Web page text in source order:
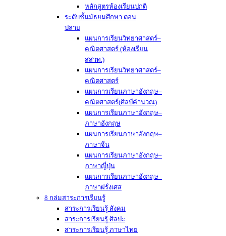
หลักสูตรห้องเรียนปกติ
ระดับชั้นมัธยมศึกษา ตอน
ปลาย
แผนการเรียนวิทยาศาสตร์–
คณิตศาสตร์ (ห้องเรียน
สสวท.)
แผนการเรียนวิทยาศาสตร์–
คณิตศาสตร์
แผนการเรียนภาษาอังกฤษ–
คณิตศาสตร์(ศิลป์คำนวณ)
แผนการเรียนภาษาอังกฤษ–
ภาษาอังกฤษ
แผนการเรียนภาษาอังกฤษ–
ภาษาจีน
แผนการเรียนภาษาอังกฤษ–
ภาษาญี่ปุ่น
แผนการเรียนภาษาอังกฤษ–
ภาษาฝรั่งเศส
8 กล่มสาระการเรียนรู้
สาระการเรียนรู้ สังคม
สาระการเรียนรู้ ศิลปะ
สาระการเรียนรู้ ภาษาไทย